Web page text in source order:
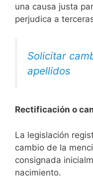
una causa justa
perjudica a
Solicitar
apellidos
Rectificación o
La legislación
cambio de la
consignada
nacimiento.